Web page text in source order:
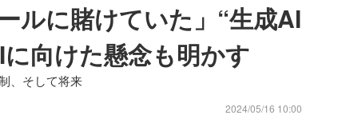
ルに賭けていた」“生成AI
向けた懸念も明かす
、そして将来
2024/05/16 10:00